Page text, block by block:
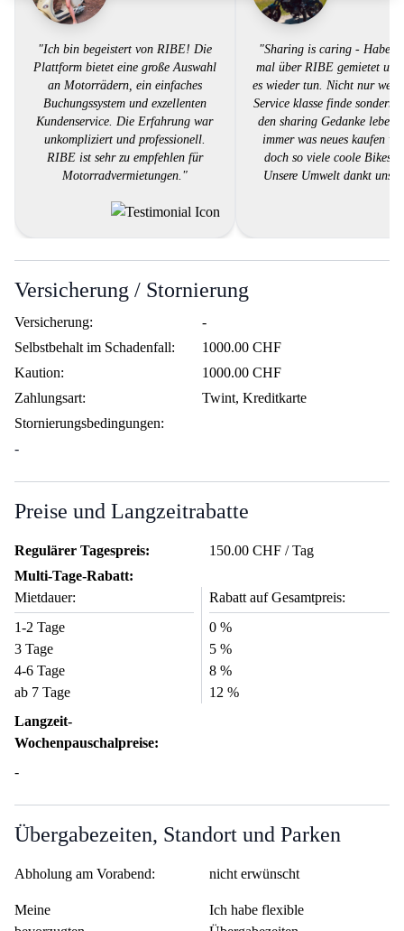
"Ich bin begeistert von RIBE! Die
Plattform bietet eine große Auswahl
an Motorrädern, ein einfaches
Buchungssystem und exzellenten
Kundenservice. Die Erfahrung war
unkompliziert und professionell.
RIBE ist sehr zu empfehlen für
Motorradvermietungen."
"Sharing is caring - Habe
mal über RIBE gemietet und
es wieder tun. Nicht nur weil
Service klasse finde sondern
den sharing Gedanke lebe.
immer was neues kaufen
doch so viele coole Bikes
Unsere Umwelt dankt uns
Versicherung / Stornierung
Versicherung:
-
Selbstbehalt im Schadenfall:
1000.00 CHF
Kaution:
1000.00 CHF
Zahlungsart:
Twint, Kreditkarte
Stornierungsbedingungen:
-
Preise und Langzeitrabatte
Regulärer Tagespreis:
150.00 CHF / Tag
Multi-Tage-Rabatt:
Mietdauer:
Rabatt auf Gesamtpreis:
1-2 Tage
0 %
3 Tage
5 %
4-6 Tage
8 %
ab 7 Tage
12 %
Langzeit-
Wochenpauschalpreise:
-
Übergabezeiten, Standort und Parken
Abholung am Vorabend: nicht erwünscht
Meine
Ich habe flexible